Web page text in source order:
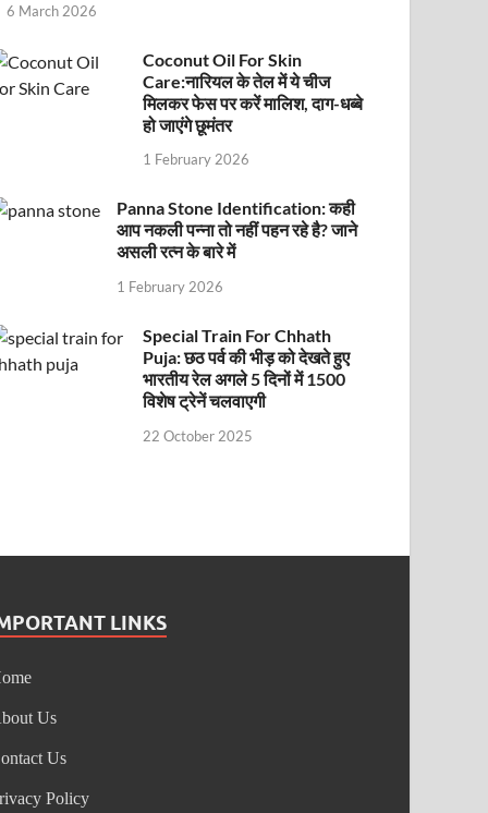
6 March 2026
Coconut Oil For Skin
Care:नारियल के तेल में ये चीज
मिलकर फेस पर करें मालिश, दाग-धब्बे
हो जाएंगे छूमंतर
1 February 2026
Panna Stone Identification: कही
आप नकली पन्ना तो नहीं पहन रहे है? जाने
असली रत्न के बारे में
1 February 2026
Special Train For Chhath
Puja: छठ पर्व की भीड़ को देखते हुए
भारतीय रेल अगले 5 दिनों में 1500
विशेष ट्रेनें चलवाएगी
22 October 2025
LINKS
Us
Us
Policy